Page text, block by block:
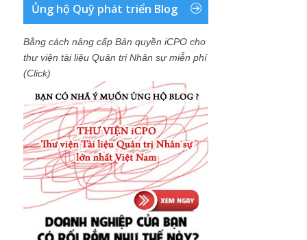
Ủng hộ Quỹ phát triển Blog
Bằng cách nâng cấp Bản quyền iCPO cho
thư viện tài liệu Quản trị Nhân sự miễn phí
(Click)